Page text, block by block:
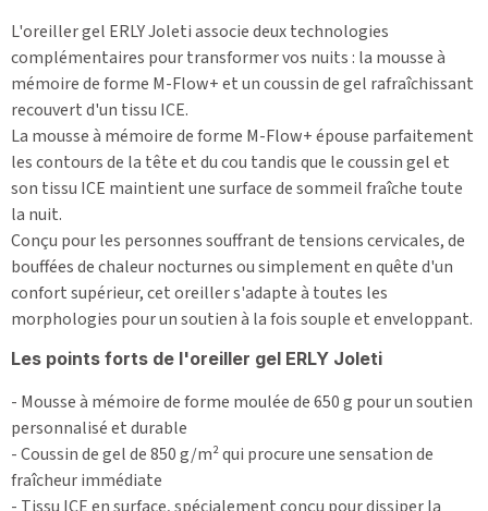
L'oreiller gel ERLY Joleti associe deux technologies
complémentaires pour transformer vos nuits : la mousse à
mémoire de forme M-Flow+ et un coussin de gel rafraîchissant
recouvert d'un tissu ICE.
La mousse à mémoire de forme M-Flow+ épouse parfaitement
les contours de la tête et du cou tandis que le coussin gel et
son tissu ICE maintient une surface de sommeil fraîche toute
la nuit.
Conçu pour les personnes souffrant de tensions cervicales, de
bouffées de chaleur nocturnes ou simplement en quête d'un
confort supérieur, cet oreiller s'adapte à toutes les
morphologies pour un soutien à la fois souple et enveloppant.
Les points forts de l'oreiller gel ERLY Joleti
- Mousse à mémoire de forme moulée de 650 g pour un soutien
personnalisé et durable
- Coussin de gel de 850 g/m² qui procure une sensation de
fraîcheur immédiate
- Tissu ICE en surface, spécialement conçu pour dissiper la